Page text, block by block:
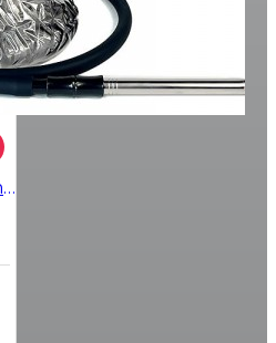
Кальян Kohana Zahra Black TN